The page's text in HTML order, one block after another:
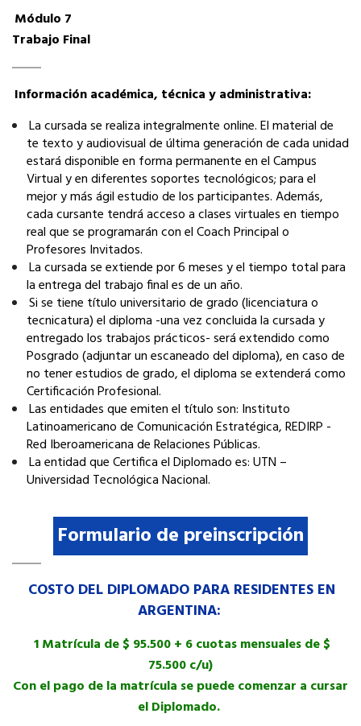
Módulo 7
Trabajo Final
Información académica, técnica y administrativa:
La cursada se realiza integralmente online. El material de
te texto y audiovisual de última generación de cada unidad
estará disponible en forma permanente en el Campus
Virtual y en diferentes soportes tecnológicos; para el
mejor y más ágil estudio de los participantes. Además,
cada cursante tendrá acceso a clases virtuales en tiempo
real que se programarán con el Coach Principal o
Profesores Invitados.
La cursada se extiende por 6 meses y el tiempo total para
la entrega del trabajo final es de un año.
Si se tiene título universitario de grado (licenciatura o
tecnicatura) el diploma -una vez concluida la cursada y
entregado los trabajos prácticos- será extendido como
Posgrado (adjuntar un escaneado del diploma), en caso de
no tener estudios de grado, el diploma se extenderá como
Certificación Profesional.
Las entidades que emiten el título son: Instituto
Latinoamericano de Comunicación Estratégica, REDIRP -
Red Iberoamericana de Relaciones Públicas.
La entidad que Certifica el Diplomado es: UTN –
Universidad Tecnológica Nacional.
Formulario de preinscripción
COSTO DEL DIPLOMADO PARA RESIDENTES EN
ARGENTINA:
1 Matrícula de $ 95.500 + 6 cuotas mensuales de $
75.500 c/u)
Con el pago de la matrícula se puede comenzar a cursar
el Diplomado.